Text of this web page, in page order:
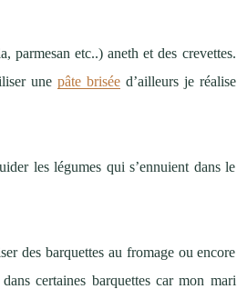
parmesan etc..) aneth et des crevettes.
une pâte briséed’ailleurs je réalise
les légumes qui s’ennuient dans le
des barquettes au fromage ou encore
certaines barquettes car mon mari